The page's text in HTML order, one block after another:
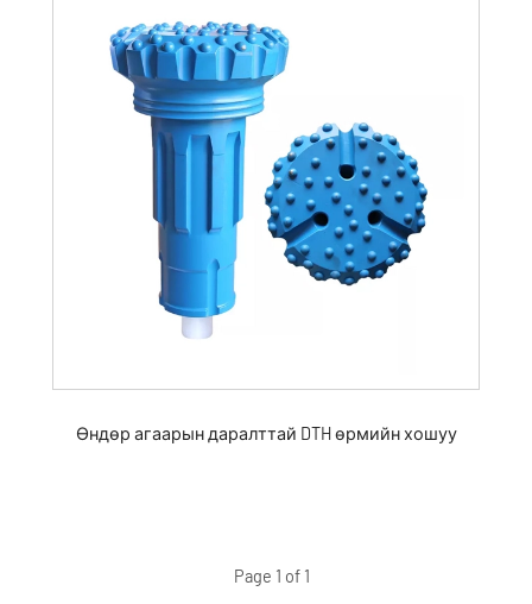
Өндөр агаарын даралттай DTH өрмийн хошуу
Page 1 of 1